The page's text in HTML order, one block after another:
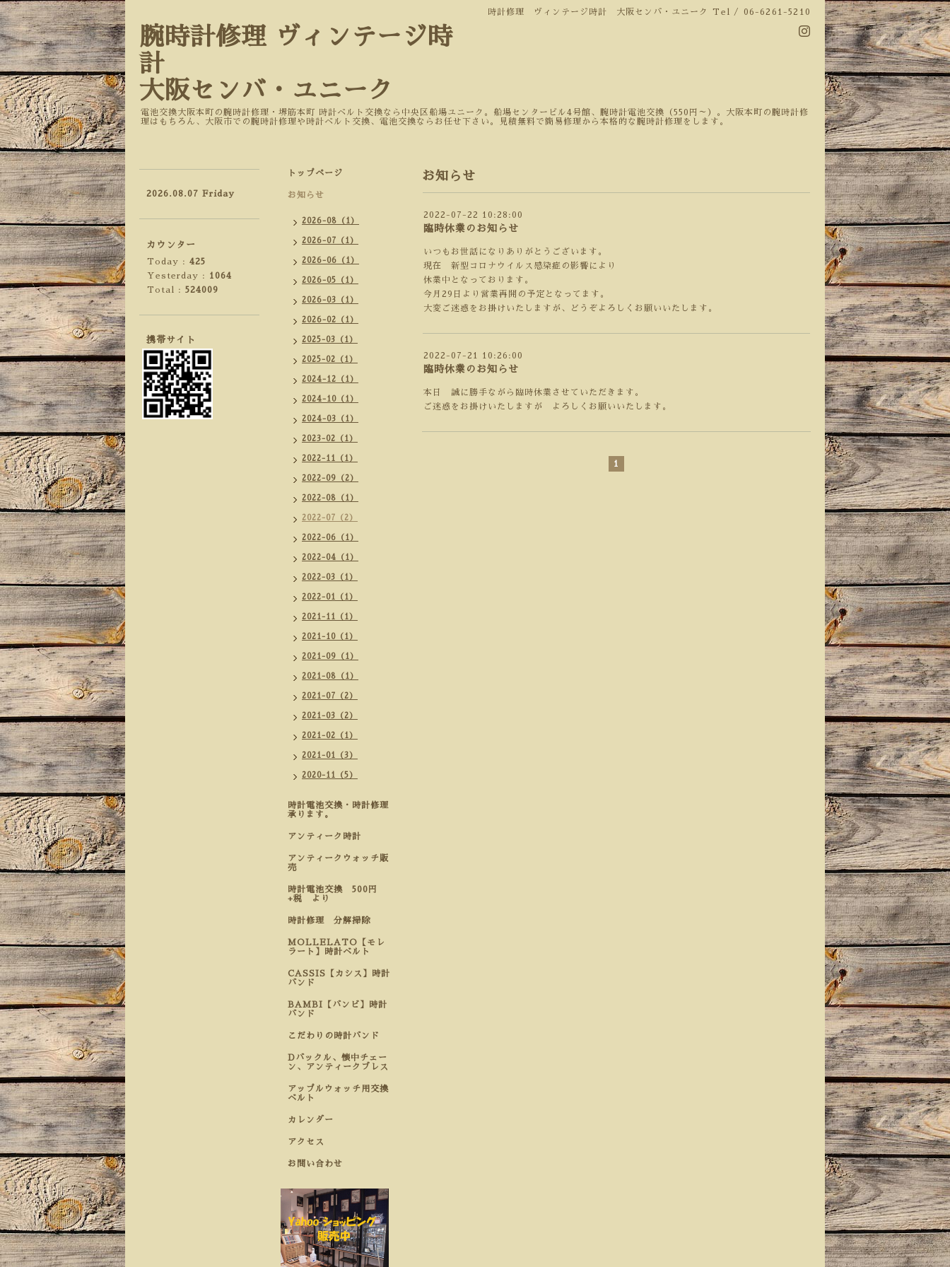
時計修理 ヴィンテージ時計 大阪センバ・ユニーク Tel / 06-6261-5210
腕時計修理 ヴィンテージ時
計
大阪センバ・ユニーク
電池交換大阪本町の腕時計修理・堺筋本町 時計ベルト交換なら中央区船場ユニーク。船場センタービル4号館、腕時計電池交換（550円～）。大阪本町の腕時計修
理はもちろん、大阪市での腕時計修理や時計ベルト交換、電池交換ならお任せ下さい。見積無料で簡易修理から本格的な腕時計修理をします。
お知らせ
2022-07-22 10:28:00
臨時休業のお知らせ
いつもお世話になりありがとうございます。
現在 新型コロナウイルス感染症の影響により
休業中となっております。
今月29日より営業再開の予定となってます。
大変ご迷惑をお掛けいたしますが、どうぞよろしくお願いいたします。
2022-07-21 10:26:00
臨時休業のお知らせ
本日 誠に勝手ながら臨時休業させていただきます。
ご迷惑をお掛けいたしますが よろしくお願いいたします。
1
トップページ
お知らせ
2026-08（1）
2026-07（1）
2026-06（1）
2026-05（1）
2026-03（1）
2026-02（1）
2025-03（1）
2025-02（1）
2024-12（1）
2024-10（1）
2024-03（1）
2023-02（1）
2022-11（1）
2022-09（2）
2022-08（1）
2022-07（2）
2022-06（1）
2022-04（1）
2022-03（1）
2022-01（1）
2021-11（1）
2021-10（1）
2021-09（1）
2021-08（1）
2021-07（2）
2021-03（2）
2021-02（1）
2021-01（3）
2020-11（5）
時計電池交換・時計修理
承ります。
アンティーク時計
アンティークウォッチ販
売
時計電池交換 500円
+税 より
時計修理 分解掃除
MOLLELATO【モレ
ラート】時計ベルト
CASSIS【カシス】時計
バンド
BAMBI【バンビ】時計
バンド
こだわりの時計バンド
Dバックル、懐中チェー
ン、アンティークブレス
アップルウォッチ用交換
ベルト
カレンダー
アクセス
お問い合わせ
2026.08.07 Friday
カウンター
Today : 425
Yesterday : 1064
Total : 524009
携帯サイト